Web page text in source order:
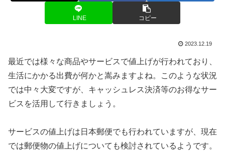
LINE コピー
2023.12.19
最近では様々な商品やサービスで値上げが行われており、
生活にかかる出費が何かと嵩みますよね。このような状況
では中々大変ですが、キャッシュレス決済等のお得なサー
ビスを活用して行きましょう。
サービスの値上げは日本郵便でも行われていますが、現在
では郵便物の値上げについても検討されているようです。